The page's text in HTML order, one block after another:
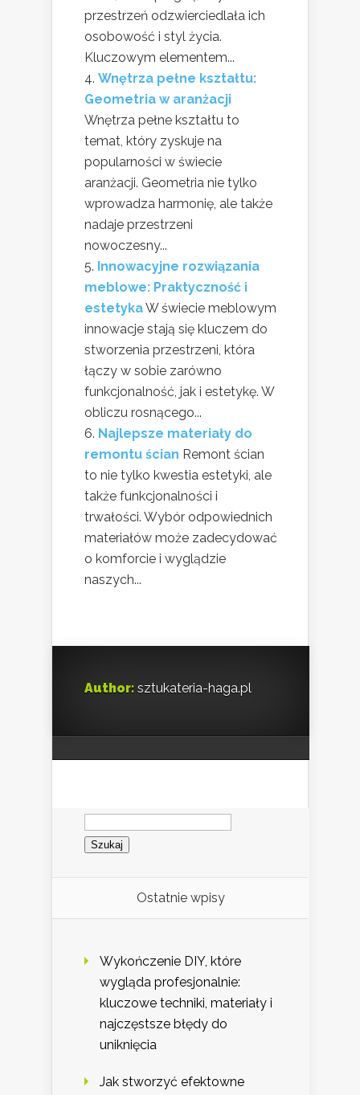
przestrzeń odzwierciedlała ich
osobowość i styl życia.
Kluczowym elementem...
Wnętrza pełne kształtu:
Geometria w aranżacji
Wnętrza pełne kształtu to
temat, który zyskuje na
popularności w świecie
aranżacji. Geometria nie tylko
wprowadza harmonię, ale także
nadaje przestrzeni
nowoczesny...
Innowacyjne rozwiązania
meblowe: Praktyczność i
estetykaW świecie meblowym
innowacje stają się kluczem do
stworzenia przestrzeni, która
łączy w sobie zarówno
funkcjonalność, jak i estetykę. W
obliczu rosnącego...
Najlepsze materiały do
remontu ścian Remont ścian
to nie tylko kwestia estetyki, ale
także funkcjonalności i
trwałości. Wybór odpowiednich
materiałów może zadecydować
o komforcie i wyglądzie
naszych...
Author: sztukateria-haga.pl
Szukaj:
Ostatnie wpisy
Wykończenie DIY, które
wygląda profesjonalnie:
kluczowe techniki, materiały i
najczęstsze błędy do
uniknięcia
Jak stworzyć efektowne